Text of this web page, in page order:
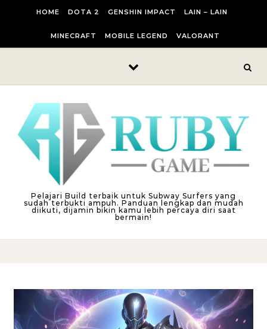
HOME DOTA 2 GENSHIN IMPACT LAIN – LAIN
MINECRAFT MOBILE LEGEND VALORANT
Pelajari Build terbaik untuk Subway Surfers yang
sudah terbukti ampuh. Panduan lengkap dan mudah
diikuti, dijamin bikin kamu lebih percaya diri saat
bermain!